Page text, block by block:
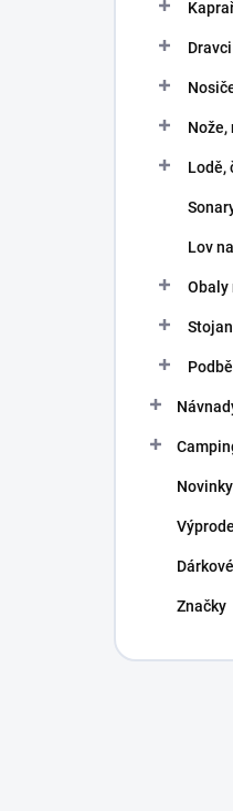
Dravci
Nože,
Lodě,
Lov
Obaly
Novinky
Značky